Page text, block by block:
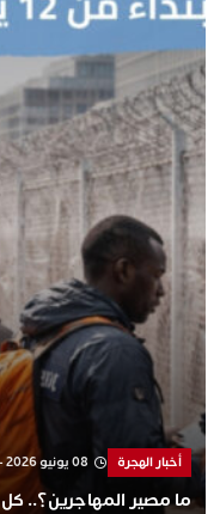
أخبار الهجرة 08 يونيو 2026 - 22:51
ما مصير المهاجرين؟.. كل